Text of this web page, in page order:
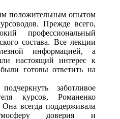
положительным опытом
Прежде всего,
профессиональный
состава. Все лекции
информацией, а
настоящий интерес к
готовы ответить на
заботливое
курсов, Романенко
всегда поддерживала
доверия и